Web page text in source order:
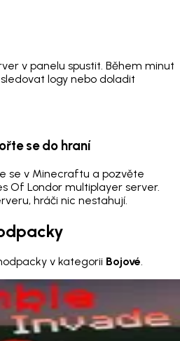
v panelu spustit. Během minut
logy nebo doladit
se do hraní
se v Minecraftu a pozvěte
Of Londor multiplayer server.
hráči nic nestahují.
v kategorii Bojové.